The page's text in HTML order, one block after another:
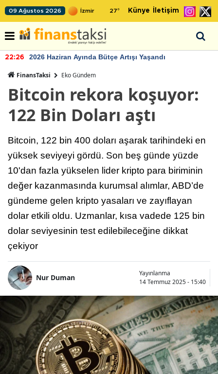
09 Ağustos 2026 27° Künye İletişim
22:26 2026 Haziran Ayında Bütçe Artışı Yaşandı
FinansTaksi Eko Gündem
Bitcoin rekora koşuyor:
122 Bin Doları aştı
Bitcoin, 122 bin 400 doları aşarak tarihindeki en
yüksek seviyeyi gördü. Son beş günde yüzde
10'dan fazla yükselen lider kripto para biriminin
değer kazanmasında kurumsal alımlar, ABD’de
gündeme gelen kripto yasaları ve zayıflayan
dolar etkili oldu. Uzmanlar, kısa vadede 125 bin
dolar seviyesinin test edilebileceğine dikkat
çekiyor
Nur Duman
Yayınlanma
14 Temmuz 2025 - 15:40